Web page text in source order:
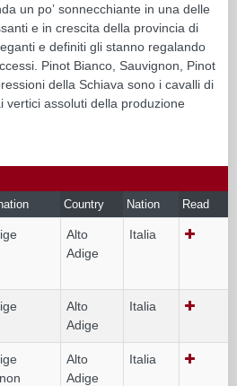
un poʼ sonnecchiante in una delle
e in crescita della provincia di
e definiti gli stanno regalando
Pinot Bianco, Sauvignon, Pinot
della Schiava sono i cavalli di
vertici assoluti della produzione
Country Nation Read
Alto
Adige
Italia
Alto
Adige
Italia
Alto
Adige
Italia